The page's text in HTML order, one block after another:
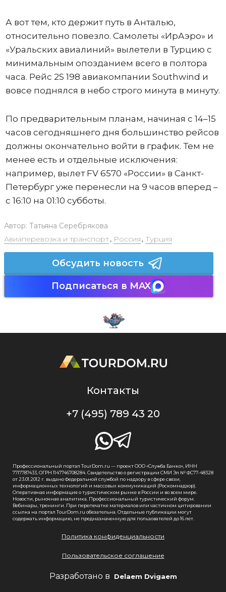
А вот тем, кто держит путь в Анталью,
относительно повезло. Самолеты «ИрАэро» и
«Уральских авиалиний» вылетели в Турцию с
минимальным опозданием всего в полтора
часа. Рейс 2S 198 авиакомпании Southwind и
вовсе поднялся в небо строго минута в минуту.
По предварительным планам, начиная с 14–15
часов сегодняшнего дня большинство рейсов
должны окончательно войти в график. Тем не
менее есть и отдельные исключения:
например, вылет FV 6570 «России» в Санкт-
Петербург уже перенесли на 9 часов вперед –
с 16:10 на 01:10 субботы.
Автор: Татьяна Серебрякова
Авиаперевозка и транспорт, Россия , Турция
Обсудить новость
Подписаться в MAX
Контакты
+7 (495) 789 43 20
Профессиональный портал TourDom.ru — проект ООО «Служба Банко», ИНН
7717787433, ОГРН 1147746708284. Свидетельство о регистрации СМИ Эл № ФС77-48328
от 23.01.2012 г. выдано Федеральной службой по надзору в сфере связи,
информационных технологий и массовых коммуникаций (Роскомнадзор).
Оперативная информация о туристическом рынке в России и во всем мире.
Новости, рыночная аналитика. Профессиональный туристический форум.
Вебинары, тренинги. При перепечатке материалов или частичном цитировании
ссылка на портал TourDom.ru обязательна. Отдельные публикации могут
содержать информацию, не предназначенную для пользователей до 16 лет.
Политика конфиденциальности
Пользовательское соглашение
Разработано в Delaem Dvigaem